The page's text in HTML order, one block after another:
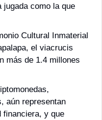
jugada como la que
Cultural Inmaterial
el viacrucis
más de 1.4 millones
aún representan
financiera, y que